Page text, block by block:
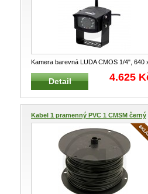
Kamera barevná LUDA CMOS 1/4", 640
480 pixel Samostatná barevná bezdrá ...
Detail 4.625
Kabel 1 pramenný PVC 1 CMSM černý